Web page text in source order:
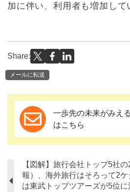
加に伴い、利用者も増加して
Share:
メールに転送
一歩先の未来がみえ
はこちら
【図解】旅行会社トップ5社
報）、海外旅行はそろって2
は東武トップツアーズが5位